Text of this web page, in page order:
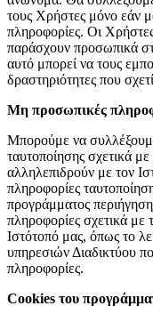
τους Χρήστες μόνο εάν
πληροφορίες. Οι
παράσχουν προσωπικά
αυτό μπορεί να τους
δραστηριότητες που
Μη προσωπικές
Μπορούμε να
ταυτοποίησης σχετικά
αλληλεπιδρούν με τον
πληροφορίες
προγράμματος
πληροφορίες σχετικά
Ιστότοπό μας, όπως το
υπηρεσιών Διαδικτύου
πληροφορίες.
Cookies του